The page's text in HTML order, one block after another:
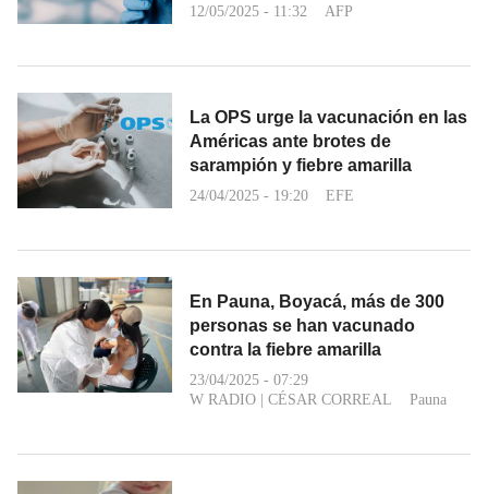
12/05/2025 - 11:32 AFP
La OPS urge la vacunación en las
Américas ante brotes de
sarampión y fiebre amarilla
24/04/2025 - 19:20 EFE
En Pauna, Boyacá, más de 300
personas se han vacunado
contra la fiebre amarilla
23/04/2025 - 07:29
W RADIO | CÉSAR CORREAL Pauna